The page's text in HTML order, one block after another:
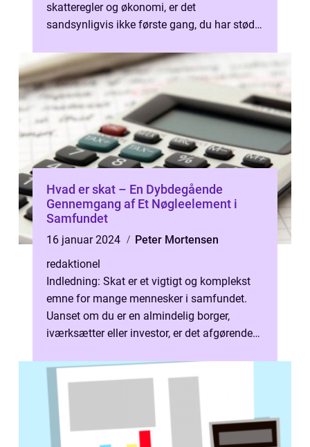
skatteregler og økonomi, er det
sandsynligvis ikke første gang, du har stødt
Hvad er skat – En Dybdegående
Gennemgang af Et Nøgleelement i
Samfundet
16 januar 2024
Peter Mortensen
redaktionel
Indledning: Skat er et vigtigt og komplekst
emne for mange mennesker i samfundet.
Uanset om du er en almindelig borger,
iværksætter eller investor, er det afgørende